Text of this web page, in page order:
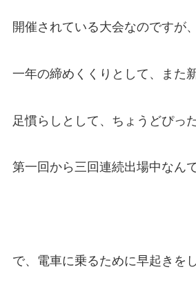
開催されている大会なのですが、
一年の締めくくりとして、また
足慣らしとして、ちょうどぴっ
第一回から三回連続出場中なんで
で、電車に乗るために早起きを